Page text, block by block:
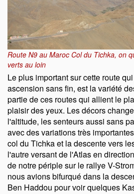
Route N9 au Maroc Col du Tichka, on
verts au loin
Le plus important sur cette route
ascension sans fin, est la variété
partie de ces routes qui allient le
plaisir des yeux. Les décors
l'altitude, les senteurs aussi sans
avec des variations très
col du Tichka et la descente vers
l'autre versant de l'Atlas en
de notre périple sur le rallye V-
nous avions bifurqué dans la
Ben Haddou pour voir quelques